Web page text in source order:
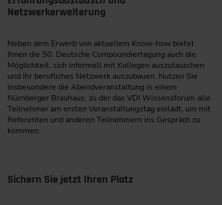
kann noch gebucht werden. Reserviere dir eine der
während der Veranstaltung.
Aussteller oder Sponsor werden!
Informationen anfordern
Netzwerkerweiterung
Neben dem Erwerb von aktuellem Know-how bietet
Ihnen die 50. Deutsche Compoundiertagung auch die
Möglichkeit, sich informell mit Kollegen auszutauschen
und Ihr berufliches Netzwerk auszubauen. Nutzen Sie
insbesondere die Abendveranstaltung in einem
Nürnberger Brauhaus, zu der das VDI Wissensforum alle
Teilnehmer am ersten Veranstaltungstag einlädt, um mit
Referenten und anderen Teilnehmern ins Gespräch zu
kommen.
Sichern Sie jetzt Ihren Platz